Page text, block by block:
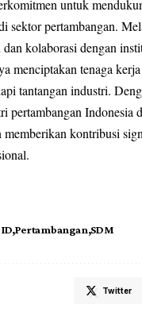
untuk
sektor pertambangan.
kolaborasi dengan
menciptakan tenaga
tantangan industri.
pertambangan Indonesia
memberikan kontribusi
Pertambangan SDM
Twitter